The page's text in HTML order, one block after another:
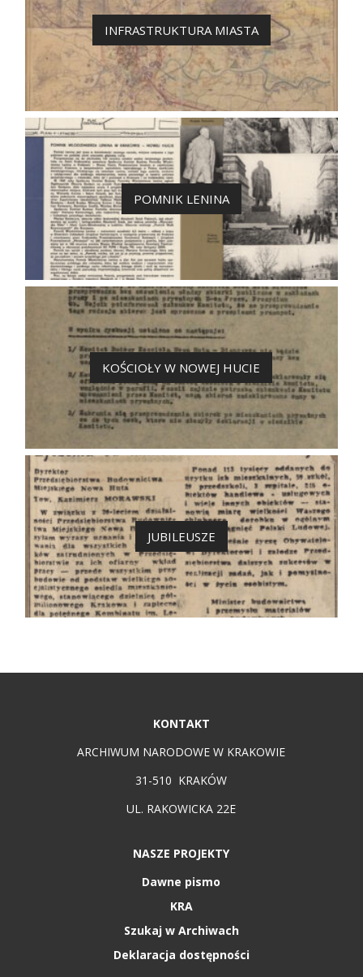
INFRASTRUKTURA MIASTA
POMNIK LENINA
KOŚCIOŁY W NOWEJ HUCIE
JUBILEUSZE
KONTAKT
ARCHIWUM NARODOWE W KRAKOWIE
31-510 KRAKÓW
UL. RAKOWICKA 22E
NASZE PROJEKTY
Dawne pismo
KRA
Szukaj w Archiwach
Deklaracja dostępności